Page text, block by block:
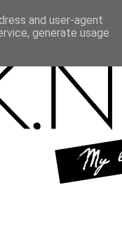
and user-agent
generate usage